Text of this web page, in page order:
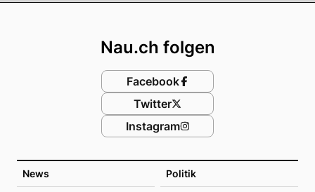
News Politik
Nau.ch folgen
Facebook
Twitter
Instagram